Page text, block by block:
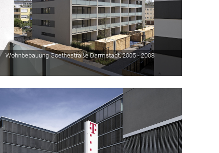
Wohnbebauung Goethestraße Darmstadt, 2005 - 2008